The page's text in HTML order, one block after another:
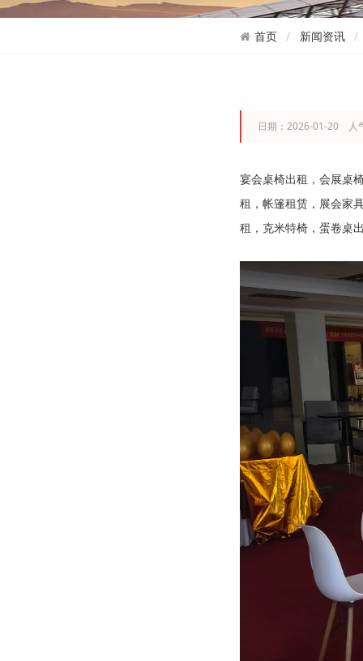
首页 新闻资讯
日期：2026-01-20 人
宴会桌椅出租，会展桌
租，帐篷租赁，展会家
租，克米特椅，蛋卷桌